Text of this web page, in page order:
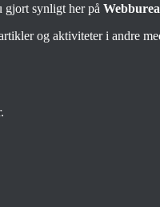
gjort synligt her på
og aktiviteter i andre